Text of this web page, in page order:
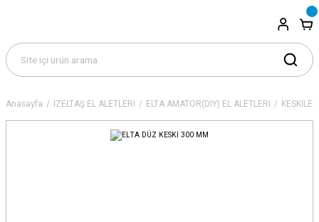
Anasayfa İZELTAŞ EL ALETLERİ ELTA AMATÖR(DIY) EL ALETLERİ KESKİLER